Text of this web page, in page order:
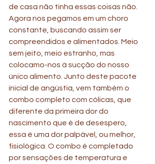
de casa não tinha essas coisas não.
Agora nos pegamos em um choro
constante, buscando assim ser
compreendidos e alimentados. Meio
sem jeito, meio estranho, mas
colocamo-nos à sucção do nosso
único alimento. Junto deste pacote
inicial de angústia, vem também o
combo completo com cólicas, que
diferente da primeira dor do
nascimento que é de desespero,
essa é uma dor palpável, ou melhor,
fisiológica. O combo é completado
por sensações de temperatura e